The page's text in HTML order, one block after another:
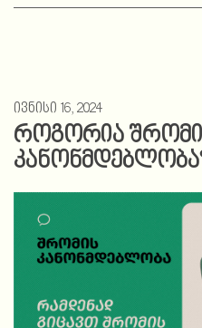
ივნისი 16, 2024
როგორია